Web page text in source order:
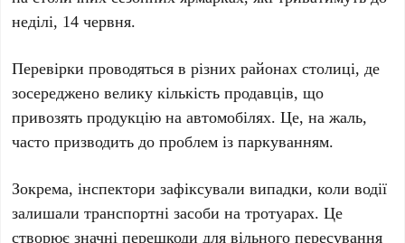
неділі, 14 червня.
Перевірки проводяться в різних районах столиці, де
зосереджено велику кількість продавців, що
привозять продукцію на автомобілях. Це, на жаль,
часто призводить до проблем із паркуванням.
Зокрема, інспектори зафіксували випадки, коли водії
залишали транспортні засоби на тротуарах. Це
створює значні перешкоди для вільного пересування